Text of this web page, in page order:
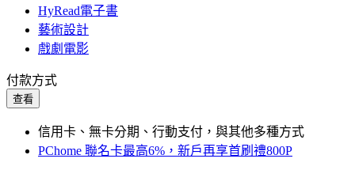
HyRead電子書
藝術設計
戲劇電影
付款方式
查看
信用卡、無卡分期、行動支付，與其他多種方式
PChome 聯名卡最高6%，新戶再享首刷禮800P